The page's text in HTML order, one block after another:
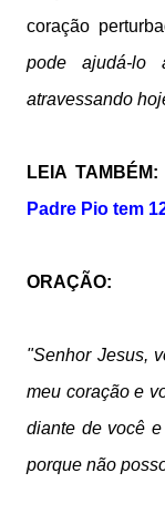
coração
pode ajudá-lo
atravessando
LEIA
Padre Pio tem
ORAÇÃO:
"Senhor Jesus,
meu coração e
diante de você e
porque não